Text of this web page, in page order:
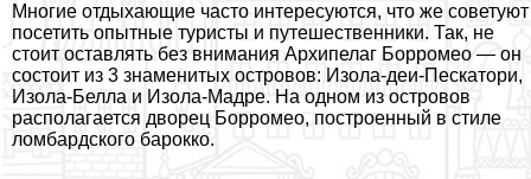
Многие отдыхающие часто интересуются, что же советуют
посетить опытные туристы и путешественники. Так, не
стоит оставлять без внимания Архипелаг Борромео — он
состоит из 3 знаменитых островов: Изола-деи-Пескатори,
Изола-Белла и Изола-Мадре. На одном из островов
располагается дворец Борромео, построенный в стиле
ломбардского барокко.